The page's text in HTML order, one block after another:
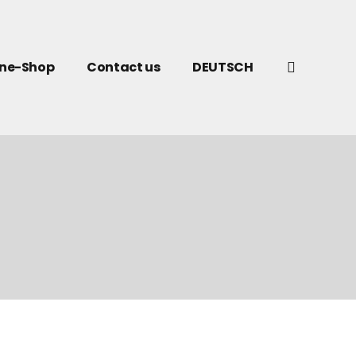
Shop Contact us DEUTSCH